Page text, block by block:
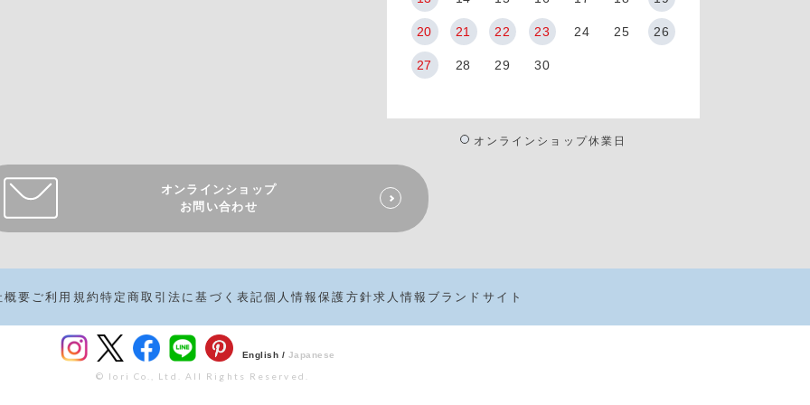
20 21 22 23 24 25 26
27 28 29 30
オンラインショップ休業日
オンラインショップ
お問い合わせ
概要 ご利用規約 特定商取引法に基づく表記個人情報保護方針求人情報 ブランドサイト
English / Japanese
© Iori Co., Ltd. All Rights Reserved.